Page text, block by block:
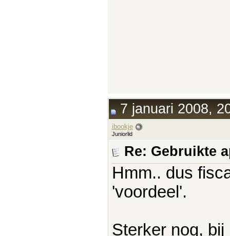
7 januari 2008,
ibookje
Juniorlid
Re: Gebruikte
Hmm.. dus
'voordeel'.
Sterker nog,